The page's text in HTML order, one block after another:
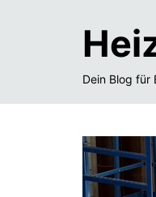
Dein Blog für